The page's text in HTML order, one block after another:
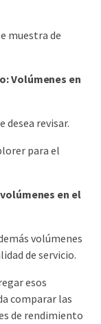
muestra de
Volúmenes en
desea revisar.
para el
volúmenes en el
volúmenes
de servicio.
esos
comparar las
de rendimiento